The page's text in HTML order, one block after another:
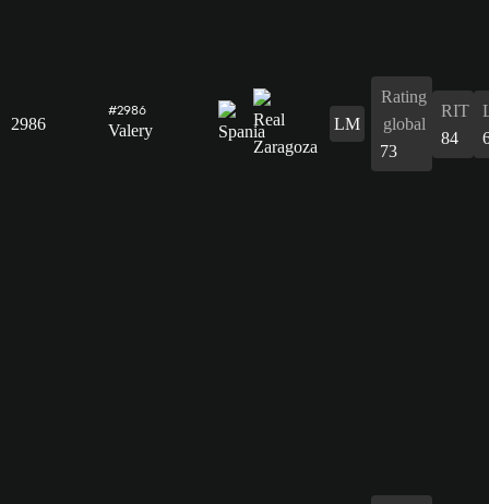
2986
#2986
Valery LM
Rating
global
73
RIT
84